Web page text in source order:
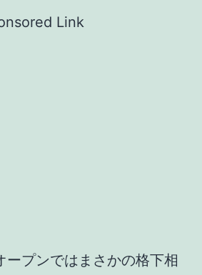
Link
ープンではまさかの格下相